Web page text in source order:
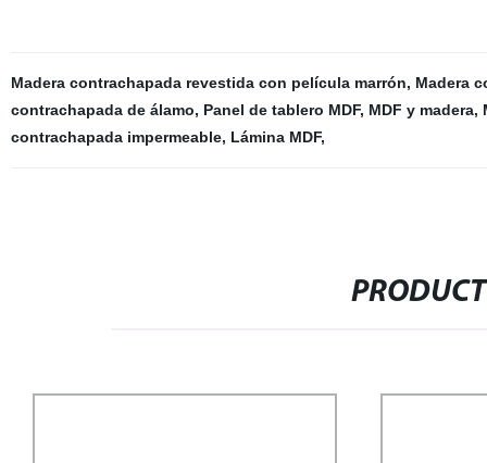
Madera contrachapada revestida con película marrón, Madera
contrachapada de álamo, Panel de tablero MDF, MDF y madera,
contrachapada impermeable, Lámina MDF,